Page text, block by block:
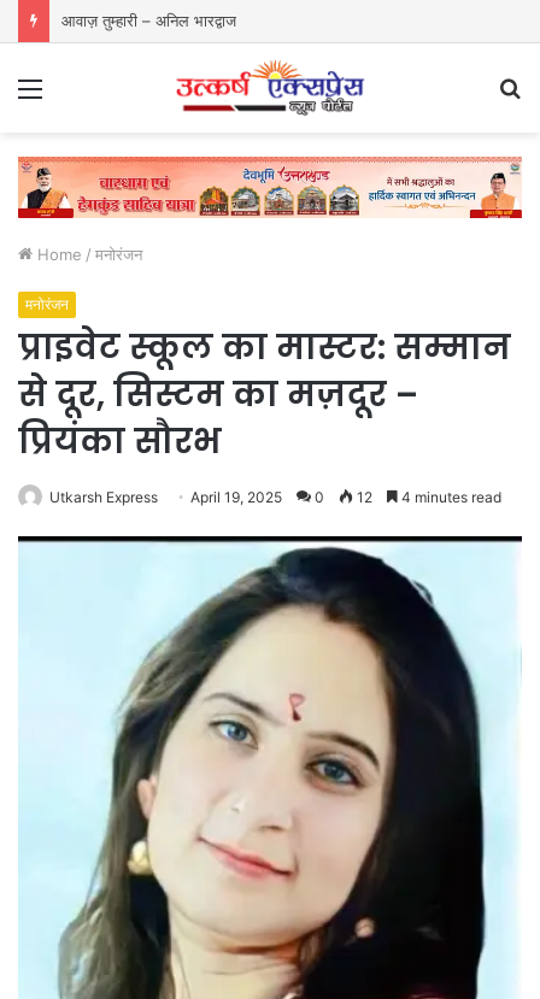
आवाज़ तुम्हारी – अनिल भारद्वाज
Home / मनोरंजन
मनोरंजन
प्राइवेट स्कूल का मास्टर: सम्मान
से दूर, सिस्टम का मज़दूर –
प्रियंका सौरभ
Utkarsh Express April 19, 2025 0 12 4 minutes read